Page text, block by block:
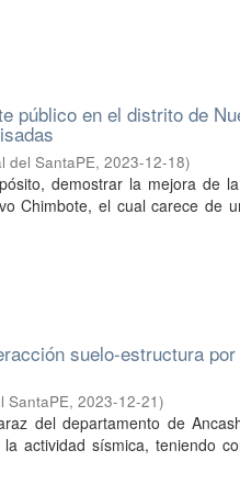
público en el distrito de
del SantaPE,2023-12-18)
demostrar la mejora de
Chimbote, el cual carece de
suelo-estructura
SantaPE,2023-12-21)
del departamento de
actividad sísmica, teniendo